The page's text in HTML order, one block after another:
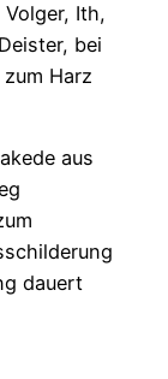
Ith,
bei
Harz
aus
dauert